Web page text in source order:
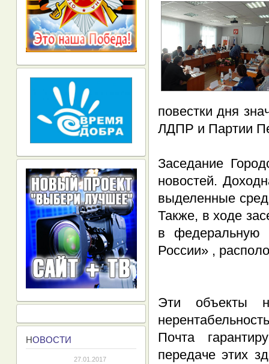
повестки дня
ЛДПР и Партии
Заседание
новостей.
выделенные
Также, в ходе
в федеральную
России» ,
Эти объекты
Почта
передаче этих
НОВОСТИ
27.01.2017